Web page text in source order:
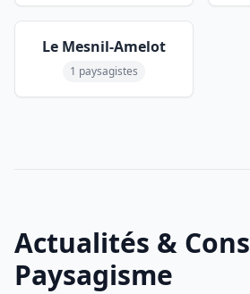
Le Mesnil-Amelot
1 paysagistes
Actualités &
Paysagisme